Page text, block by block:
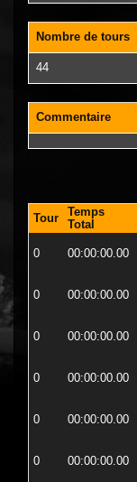
Nombre de tours
44
Commentaire
Tour
Temps
Total
0 00:00:00.00
0 00:00:00.00
0 00:00:00.00
0 00:00:00.00
0 00:00:00.00
0 00:00:00.00